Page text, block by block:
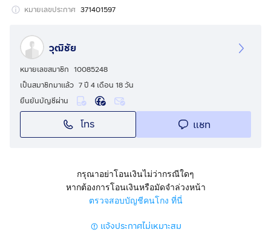
หมายเลขประกาศ 371401597
วุฒิชัย
หมายเลขสมาชิก 10085248
เป็นสมาชิกมาแล้ว 7 ปี 4 เดือน 18 วัน
ยืนยันบัญชีผ่าน
โทร แชท
กรุณาอย่าโอนเงินไม่ว่ากรณีใดๆ
หากต้องการโอนเงินหรือมัดจำล่วงหน้า
ตรวจสอบบัญชีคนโกง ที่นี่
แจ้งประกาศไม่เหมาะสม